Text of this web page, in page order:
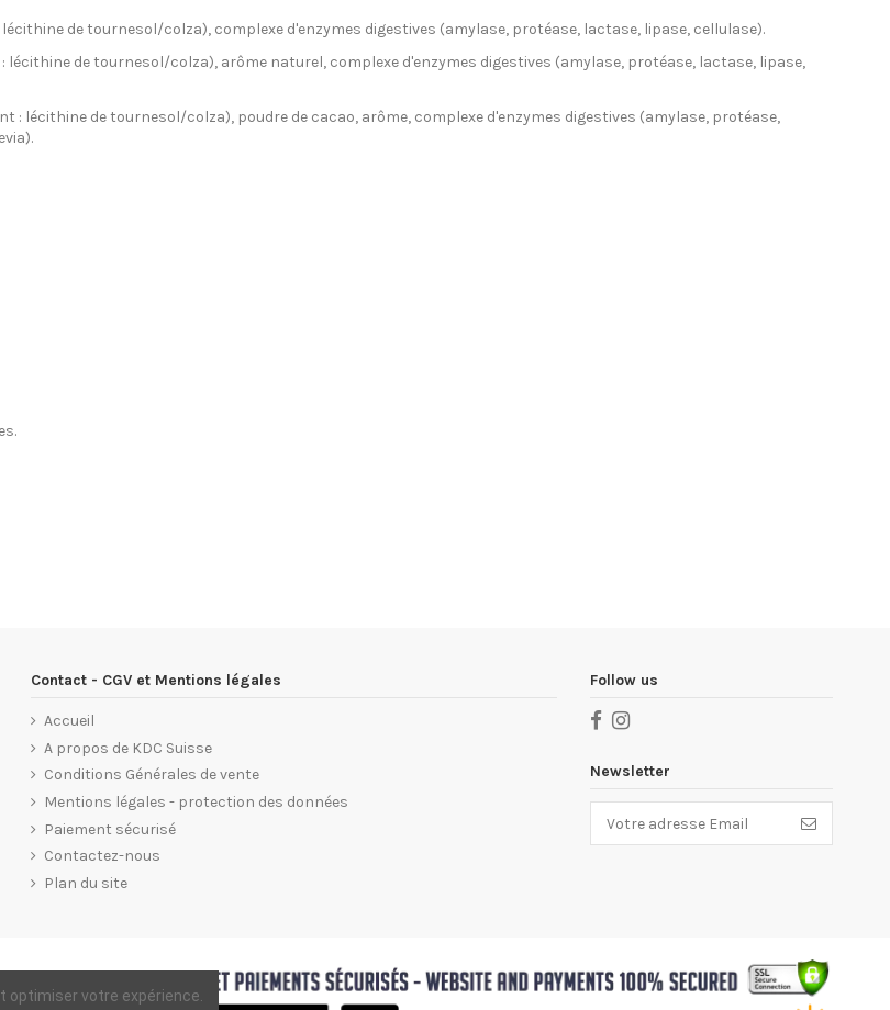
de tournesol/colza), complexe d'enzymes digestives (amylase, protéase, lactase, lipase, cellulase).
lécithine de tournesol/colza), arôme naturel, complexe d'enzymes digestives (amylase, protéase, lactase, lipase,
: lécithine de tournesol/colza), poudre de cacao, arôme, complexe d'enzymes digestives (amylase, protéase,
Contact - CGV et Mentions légales
Accueil
A propos de KDC Suisse
Conditions Générales de vente
Mentions légales - protection des données
Paiement sécurisé
Contactez-nous
Plan du site
Follow us
Newsletter
optimiser votre expérience.